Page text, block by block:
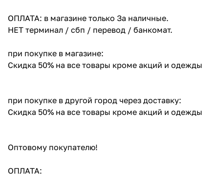
ОПЛАТА: в магазине только За наличные.
НЕТ терминал / сбп / перевод / банкомат.
при покупке в магазине:
Скидка 50% на все товары кроме акций и одежды
при покупке в другой город через доставку:
Скидка 50% на все товары кроме акций и одежды
Оптовому покупателю!
ОПЛАТА: